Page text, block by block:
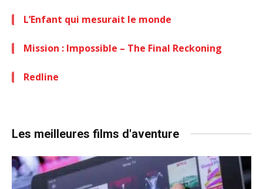
L’Enfant qui mesurait le monde
Mission : Impossible – The Final Reckoning
Redline
Les meilleures films d'aventure